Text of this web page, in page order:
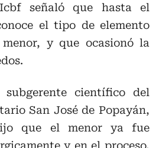
señaló que hasta el
el tipo de elemento
y que ocasionó la
científico del
San José de Popayán,
que el menor ya fue
y en el proceso,